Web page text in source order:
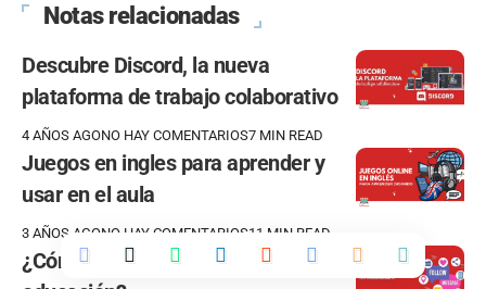
Notas relacionadas
Descubre Discord, la nueva
plataforma de trabajo colaborativo
4 AÑOS AGONO HAY COMENTARIOS7 MIN READ
Juegos en ingles para aprender y
usar en el aula
3 AÑOS AGONO HAY COMENTARIOS11 MIN READ
¿Cómo usar las Redes Sociales en